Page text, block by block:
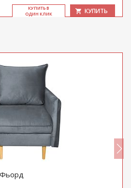
КУ­ПИТЬ В
ОДИН КЛИК
КУПИТЬ